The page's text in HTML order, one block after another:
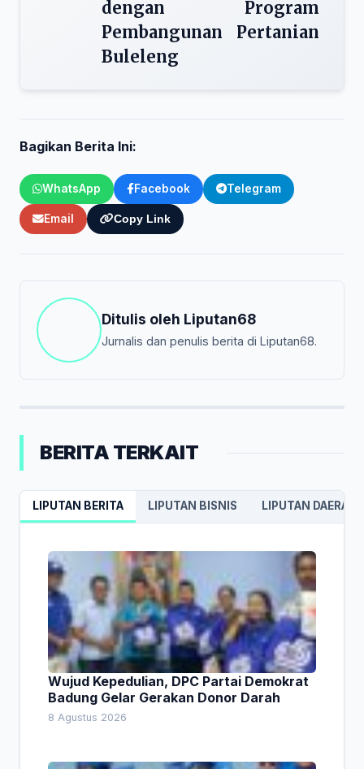
dengan Program
Pembangunan Pertanian
Buleleng
Bagikan Berita Ini:
WhatsApp Facebook Telegram
Email Copy Link
Ditulis oleh Liputan68
Jurnalis dan penulis berita di Liputan68.
BERITA TERKAIT
LIPUTAN BERITA LIPUTAN BISNIS LIPUTAN DAERAH
Wujud Kepedulian, DPC Partai Demokrat
Badung Gelar Gerakan Donor Darah
8 Agustus 2026